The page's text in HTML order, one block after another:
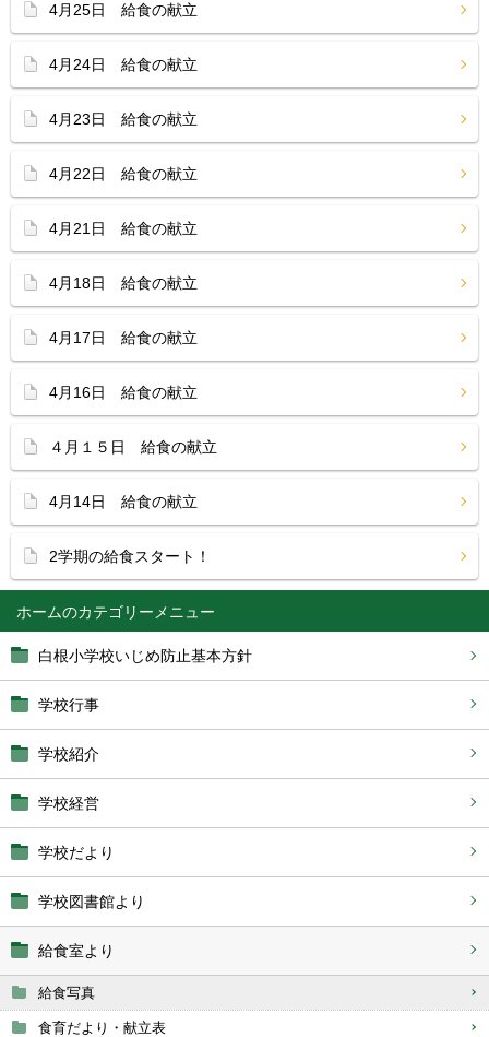
ホーム
白根小学校いじめ防止基本方針
学校行事
学校紹介
学校経営
学校だより
学校図書館より
給食室より
給食写真
食育だより・献立表
4月25日 給食の献立
4月24日 給食の献立
4月23日 給食の献立
4月22日 給食の献立
4月21日 給食の献立
4月18日 給食の献立
4月17日 給食の献立
4月16日 給食の献立
４月１５日 給食の献立
4月14日 給食の献立
2学期の給食スタート！